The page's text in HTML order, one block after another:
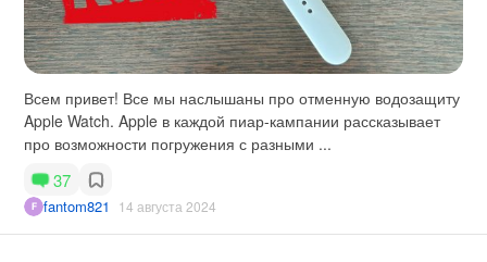
Всем привет! Все мы наслышаны про отменную водозащиту
Apple Watch. Apple в каждой пиар-кампании рассказывает
про возможности погружения с разными ...
37
fantom821 14 августа 2024